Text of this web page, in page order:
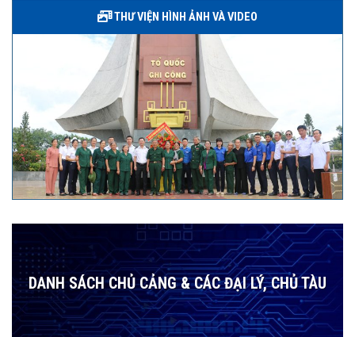
THƯ VIỆN HÌNH ẢNH VÀ VIDEO
DANH SÁCH CHỦ CẢNG & CÁC ĐẠI LÝ, CHỦ TÀU